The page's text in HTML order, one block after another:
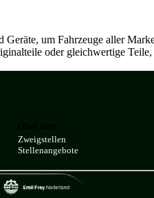
um Fahrzeuge aller
oder gleichwertige
Zweigstellen
Stellenangebote